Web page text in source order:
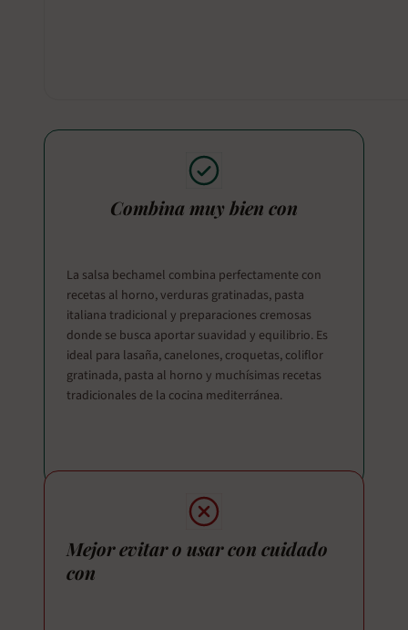
Combina muy bien con
La salsa bechamel combina perfectamente con
recetas al horno, verduras gratinadas, pasta
italiana tradicional y preparaciones cremosas
donde se busca aportar suavidad y equilibrio. Es
ideal para lasaña, canelones, croquetas, coliflor
gratinada, pasta al horno y muchísimas recetas
tradicionales de la cocina mediterránea.
Mejor evitar o usar con cuidado
con